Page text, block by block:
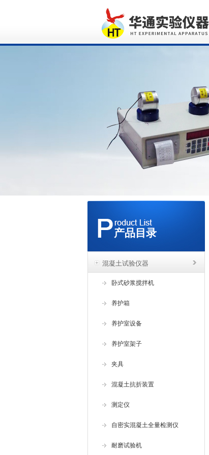
产品目录
混凝土试验仪器
卧式砂浆搅拌机
养护箱
养护室设备
养护室架子
夹具
混凝土抗折装置
测定仪
自密实混凝土全量检测仪
耐磨试验机